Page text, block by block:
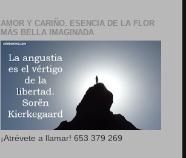
AMOR Y CARIÑO. ESENCIA DE LA FLOR
MÁS BELLA IMAGINADA
¡Atrévete a llamar! 653 379 269